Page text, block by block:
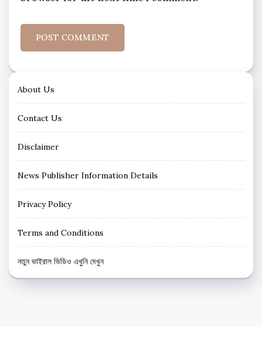
About Us
Contact Us
Disclaimer
News Publisher Information Details
Privacy Policy
Terms and Conditions
নতুন ভাইরাল ভিডিও এখুনি দেখুন